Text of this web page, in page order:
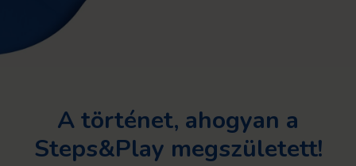
A történet, ahogyan a
Steps&Play megszületett!